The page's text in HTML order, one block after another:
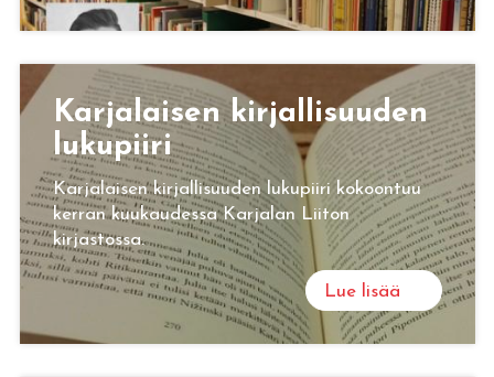
Kar­ja­lai­sen kir­jal­li­suu­den
lu­ku­pii­ri
Karjalaisen kirjallisuuden lukupiiri kokoontuu
kerran kuukaudessa Karjalan Liiton
kirjastossa.
Lue lisää